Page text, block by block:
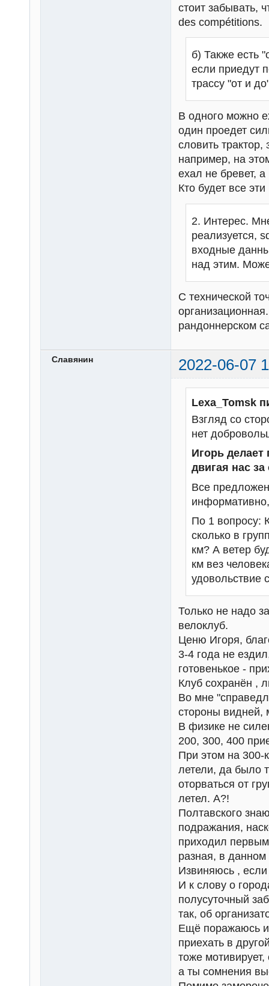
стоит забывать,
des compétitions.
б) Также есть
если приедут
трассу "от и
В одного можно
один проедет
словить
например, на
ехал не бревет,
Кто будет все
2. Интерес.
реализуется,
входные
над этим.
С технической
рандоннерском
Славянин 2022-06-07
Lexa_Tomsk
Взгляд со
нет
Игорь делает
двигая нас
Все
По 1 вопросу:
сколько в
км? А ветер
км вез
удовольствие
Только не надо
велоклуб.
Ценю Игоря,
3-4 года не
готовенькое -
Клуб сохранён ,
Во мне
стороны видней,
В физике не
200, 300, 400
При этом на 300-
летели, да было
оторваться от
летел. А?!
Полтавского
подражания,
приходил
разная, в
Извиняюсь ,
И к слову о
полусуточный
так, об
Ещё поражаюсь
приехать в
тоже
а ты сомнения